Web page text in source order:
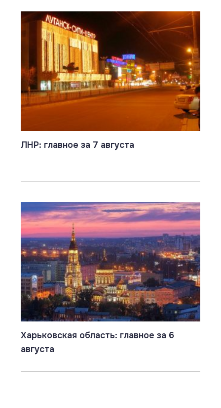
ЛНР: главное за 7 августа
Харьковская область: главное за 6
августа